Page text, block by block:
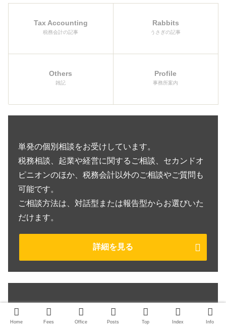
Tax Accounting
税務会計の記事
Rabbits
うさぎの記事
Others
雑記
Profile
事務所案内
単発の個別相談をお受けしています。
税務相談、起業や経営に関するご相談、セカンドオ
ピニオンのほか、税務会計以外のご相談やご質問も
可能です。
ご相談方法は、対話型または報告型からお選びいた
だけます。
詳細を見る
相続税申告のご依頼を承っております。
Home Fees Office Posts Top Index Info